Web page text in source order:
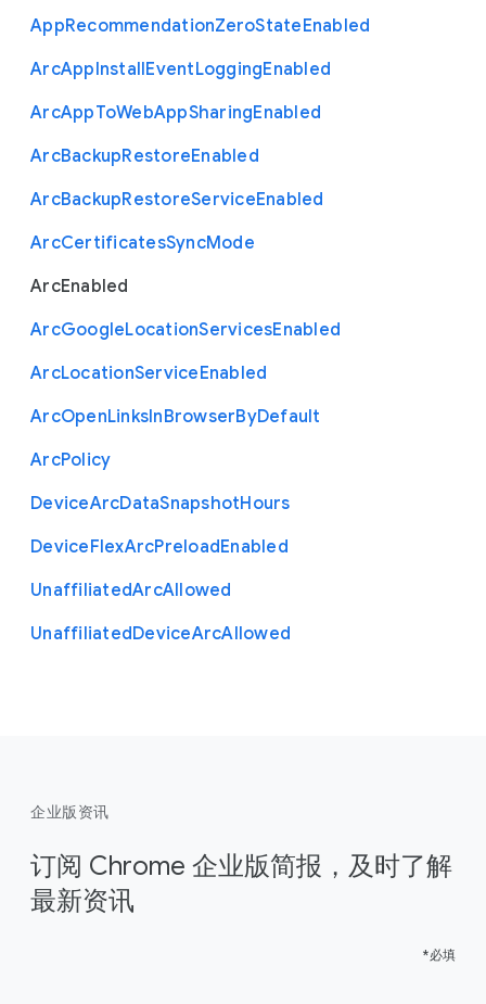
AppRecommendationZeroStateEnabled
ArcAppInstallEventLoggingEnabled
ArcAppToWebAppSharingEnabled
ArcBackupRestoreEnabled
ArcBackupRestoreServiceEnabled
ArcCertificatesSyncMode
ArcEnabled
ArcGoogleLocationServicesEnabled
ArcLocationServiceEnabled
ArcOpenLinksInBrowserByDefault
ArcPolicy
DeviceArcDataSnapshotHours
DeviceFlexArcPreloadEnabled
UnaffiliatedArcAllowed
UnaffiliatedDeviceArcAllowed
企业版资讯
订阅 Chrome 企业版简报，及时了解
最新资讯
*必填